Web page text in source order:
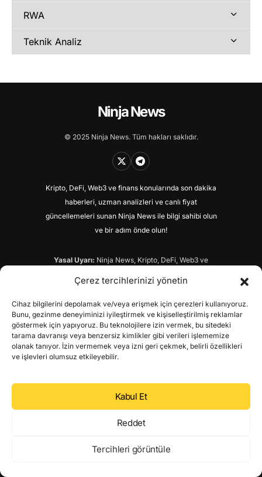
Çerez tercihlerinizi yönetin
Cihaz bilgilerini depolamak ve/veya erişmek için çerezleri kullanıyoruz.
Bunu, gezinme deneyiminizi iyileştirmek ve kişiselleştirilmiş reklamlar
göstermek için yapıyoruz. Bu teknolojilere izin vermek, bu sitedeki
tarama davranışı veya benzersiz kimlikler gibi verileri işlememize
olanak tanıyor. İzin vermemek veya izni geri çekmek, belirli özellikleri
ve işlevleri olumsuz etkileyebilir.
Kabul Et
Reddet
Tercihleri görüntüle
RWA
Teknik Analiz
Ninja News
© 2025 Ninja News. Tüm hakları saklıdır.
Kripto, DeFi, Web3 ve finans konularında son dakika
haberleri, uzman analizleri ve canlı fiyat
güncellemeleri sunan Ninja News ile bilgi sahibi olun
ve bir adım önde olun!
Yasal Uyarı: Ninja News, Kripto, DeFi, Web3 ve
analizleri ve canlı fiyat güncellemeleri sunan bir
yorum ve tavsiyeler yatırım danışmanlığı
kapsamında değildir. Yatırım danışmanlığı hizmeti,
yetkili kuruluşlar tarafından kişilerin risk ve getiri
tercihlerini dikkate alarak, kişiye özel olarak
sunulmaktadır. Bu sitede veya e-bültenlerimiz
kapsamındaki sözel, yazılı ve grafiksel dahil olmak
teminat, garanti oluşturmamakta ve yalnızca bilgi
edinilmesi amacıyla paylaşılmaktadır. Ninja News
olmaksızın söz konusu bilgileri değiştirebilir veyahut
silebilir. Bu nedenle, sadece burada yer alan bilgilere
uygun sonuçlar doğurmayabilir. Bu sitedeki